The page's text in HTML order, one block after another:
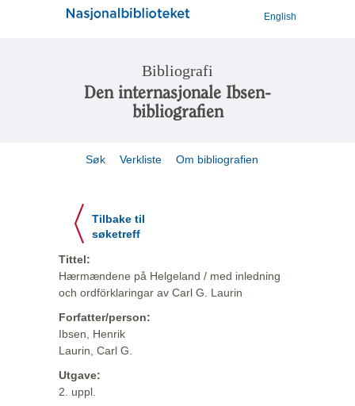
English
Bibliografi
Den internasjonale Ibsen-
bibliografien
Søk Verkliste Om bibliografien
Tilbake til
søketreff
Tittel:
Hærmændene på Helgeland / med inledning
och ordförklaringar av Carl G. Laurin
Forfatter/person:
Ibsen, Henrik
Laurin, Carl G.
Utgave:
2. uppl.